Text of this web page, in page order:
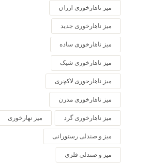
میز ناهارخوری ارزان
میز ناهارخوری جدید
میز ناهارخوری ساده
میز ناهارخوری شیک
میز ناهارخوری لاکچری
میز ناهارخوری مدرن
میز ناهارخوری گرد میز نهارخوری
میز و صندلی رستورانی
میز و صندلی فلزی